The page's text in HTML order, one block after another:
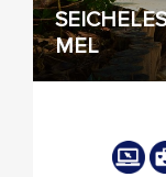
MEL